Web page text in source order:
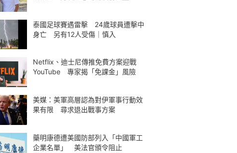
泰國足球賽遇雷擊 24歲球員遭擊中
身亡 另有12人受傷｜慎入
Netflix、迪士尼傳推免費方案迎戰
YouTube 專家揭「免課金」風險
美媒：美軍高層認為對伊軍事行動效
果有限 尋求退出戰事方案
藥明康德遭美國防部列入「中國軍工
企業名單」 美法官頒令阻止